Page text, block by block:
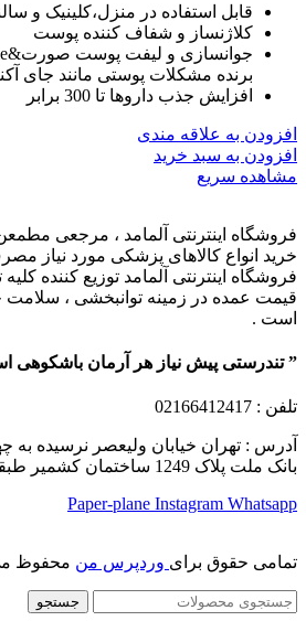
قابل استفاده در منزل،کلینیک و
کلاژنساز و شفاف کننده پوست
برنده مشکلات پوستی مانند جای
افزایش جذب داروها تا 300 برابر
افزودن به علاقه مندی
افزودن به سبد خرید
مشاهده سریع
فروشگاه اینترنتی آلمامد ، مرجعی
خرید انواع کالاهای پزشکی مورد نیاز
فروشگاه اینترنتی آلمامد توزیع کننده
قیمت عمده در زمینه توانبخشی ، سلامت
است .
” تندرستی پیش نیاز هر آرمان باشکوهی
تلفن : 02166412417
آدرس : تهران خیابان ولیعصر نرسیده به
بانک ملت پلاک 1249 ساختمان کشمیر طبقه سوم واحد 2
Paper-plane Instagram Whatsapp
تمامی حقوق برای وردپرس من محفوظ
جستجو